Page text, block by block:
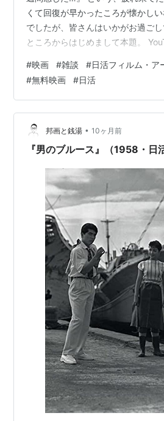
くて回復が早かったころが懐かし
でしたが、皆さんはいかがお過ご
ところからはじめまして本題。
『見つけて皆さんにお届けできてよ
った次第なんです。 『で、今日も
フをお手伝いできれば！』 ってな
料映画が見れる方法やチャンネル
での無料映画に続け！というよう
ます。 今回のパター…
#映画 #雑談 #日活フィルム・ア
#無料映画 #日活
邦画と銭湯 • 10ヶ月前
『男のブルース』（1958・日